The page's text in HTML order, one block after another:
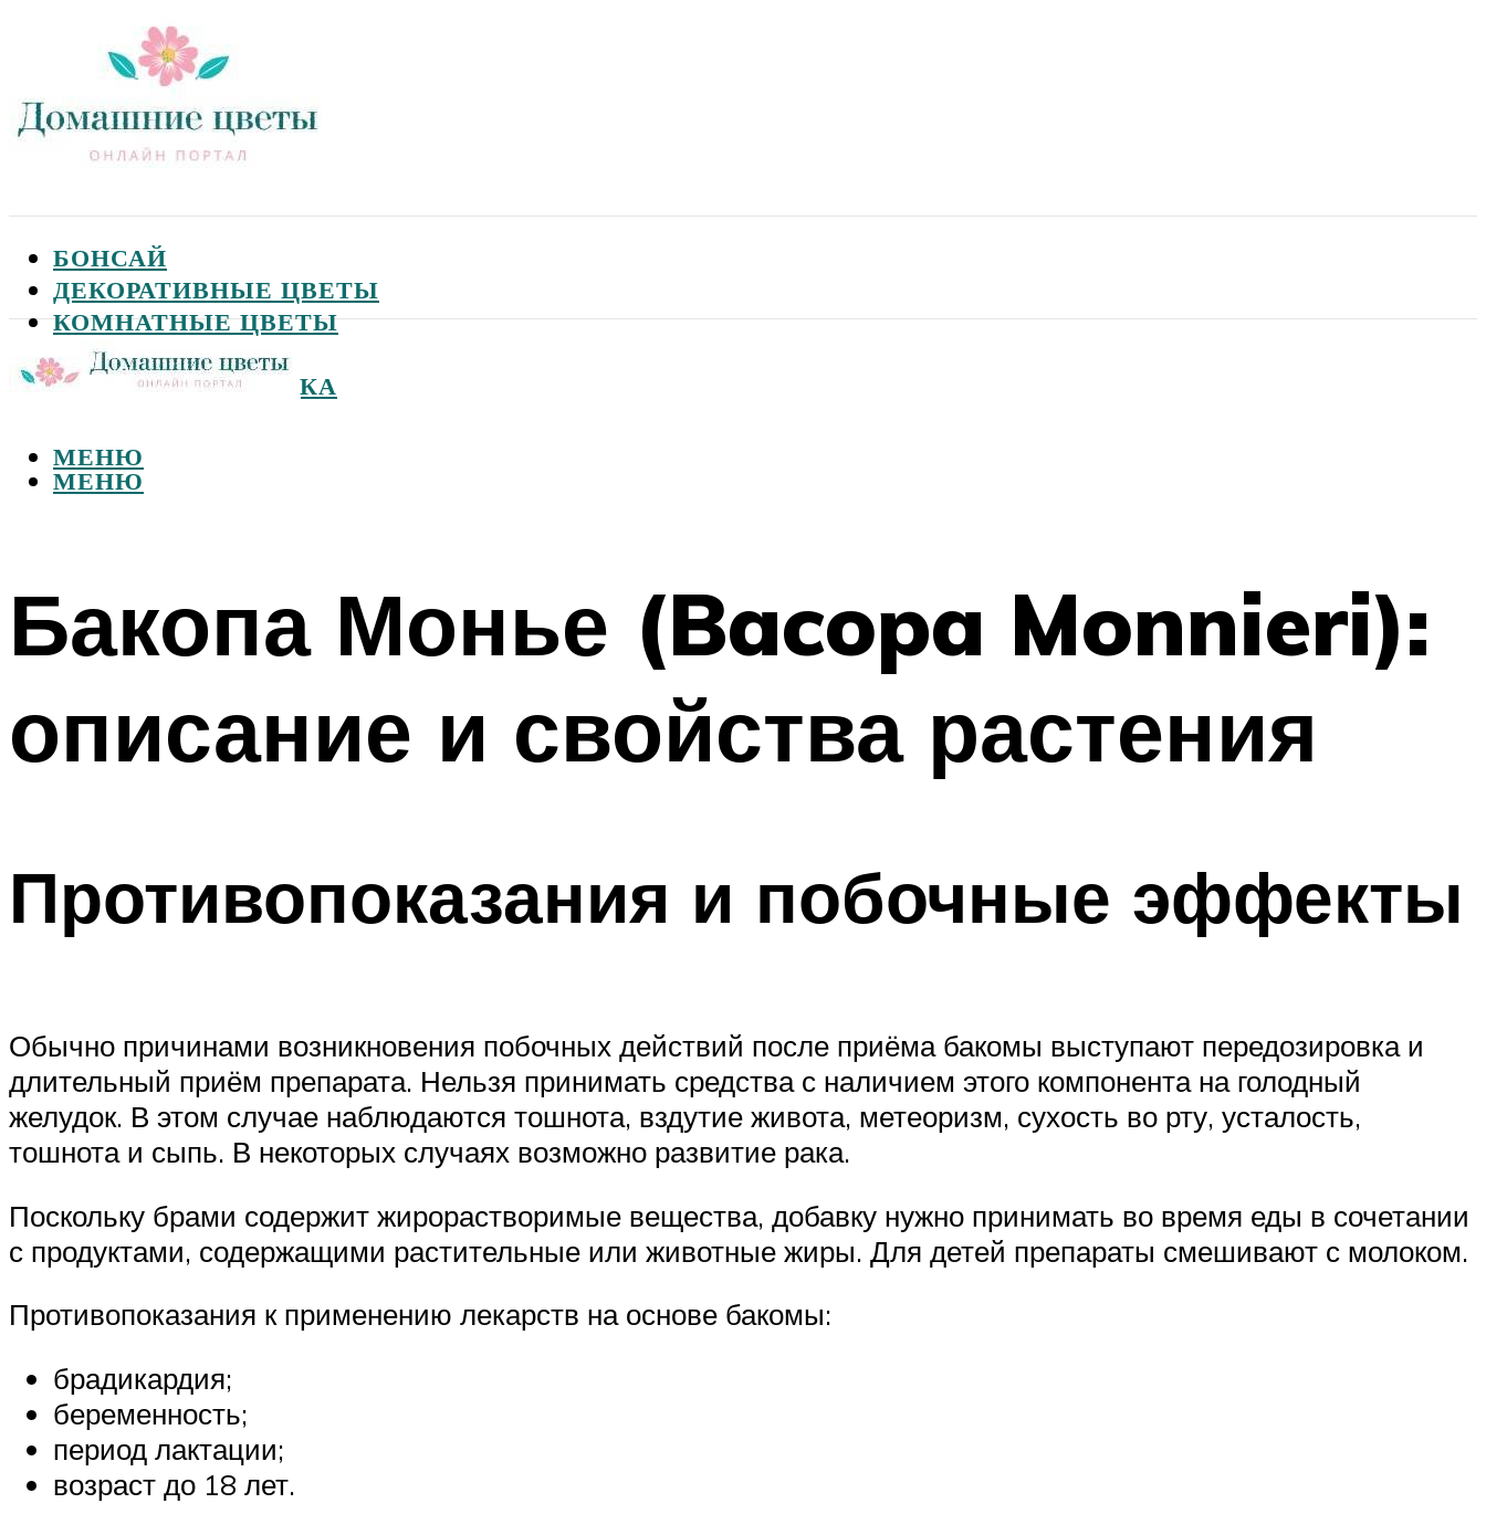
БОНСАЙ
ДЕКОРАТИВНЫЕ ЦВЕТЫ
КОМНАТНЫЕ ЦВЕТЫ
САДОВЫЕ ЦВЕТЫ
СЕМЕНА И ПОСАДКА
МЕНЮ
МЕНЮ
Бакопа Монье (Bacopa Monnieri):
описание и свойства растения
Противопоказания и побочные эффекты
Обычно причинами возникновения побочных действий после приёма бакомы выступают передозировка и
длительный приём препарата. Нельзя принимать средства с наличием этого компонента на голодный
желудок. В этом случае наблюдаются тошнота, вздутие живота, метеоризм, сухость во рту, усталость,
тошнота и сыпь. В некоторых случаях возможно развитие рака.
Поскольку брами содержит жирорастворимые вещества, добавку нужно принимать во время еды в сочетании
с продуктами, содержащими растительные или животные жиры. Для детей препараты смешивают с молоком.
Противопоказания к применению лекарств на основе бакомы:
брадикардия;
беременность;
период лактации;
возраст до 18 лет.